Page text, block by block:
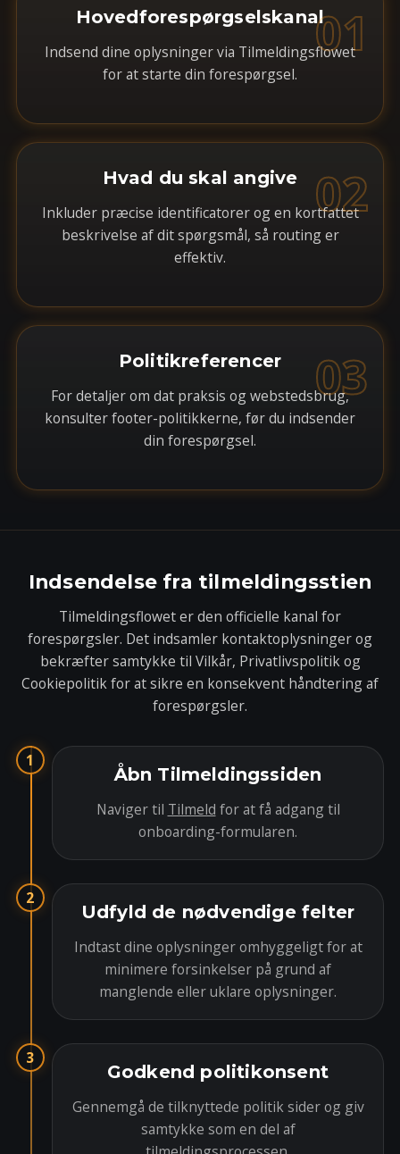
01
Hovedforespørgselskanal
Indsend dine oplysninger via Tilmeldingsflowet
for at starte din forespørgsel.
02
Hvad du skal angive
Inkluder præcise identificatorer og en kortfattet
beskrivelse af dit spørgsmål, så routing er
effektiv.
03
Politikreferencer
For detaljer om dat praksis og webstedsbrug,
konsulter footer-politikkerne, før du indsender
din forespørgsel.
Indsendelse fra tilmeldingsstien
Tilmeldingsflowet er den officielle kanal for
forespørgsler. Det indsamler kontaktoplysninger og
bekræfter samtykke til Vilkår, Privatlivspolitik og
Cookiepolitik for at sikre en konsekvent håndtering af
forespørgsler.
1
Åbn Tilmeldingssiden
Naviger til Tilmeld for at få adgang til
onboarding-formularen.
2
Udfyld de nødvendige felter
Indtast dine oplysninger omhyggeligt for at
minimere forsinkelser på grund af
manglende eller uklare oplysninger.
3
Godkend politikonsent
Gennemgå de tilknyttede politik sider og giv
samtykke som en del af